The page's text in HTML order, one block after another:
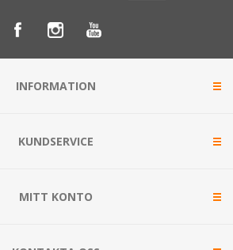
INFORMATION
KUNDSERVICE
MITT KONTO